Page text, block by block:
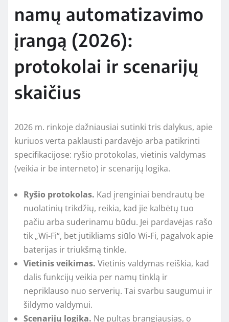
namų automatizavimo
įrangą (2026):
protokolai ir scenarijų
skaičius
2026 m. rinkoje dažniausiai sutinki tris dalykus, apie
kuriuos verta paklausti pardavėjo arba patikrinti
specifikacijose: ryšio protokolas, vietinis valdymas
(veikia ir be interneto) ir scenarijų logika.
Ryšio protokolas. Kad įrenginiai bendrautų be
nuolatinių trikdžių, reikia, kad jie kalbėtų tuo
pačiu arba suderinamu būdu. Jei pardavėjas rašo
tik „Wi-Fi“, bet jutikliams siūlo Wi‑Fi, pagalvok apie
baterijas ir triukšmą tinkle.
Vietinis veikimas. Vietinis valdymas reiškia, kad
dalis funkcijų veikia per namų tinklą ir
nepriklauso nuo serverių. Tai svarbu saugumui ir
šildymo valdymui.
Scenarijų logika. Ne pultas brangiausias, o